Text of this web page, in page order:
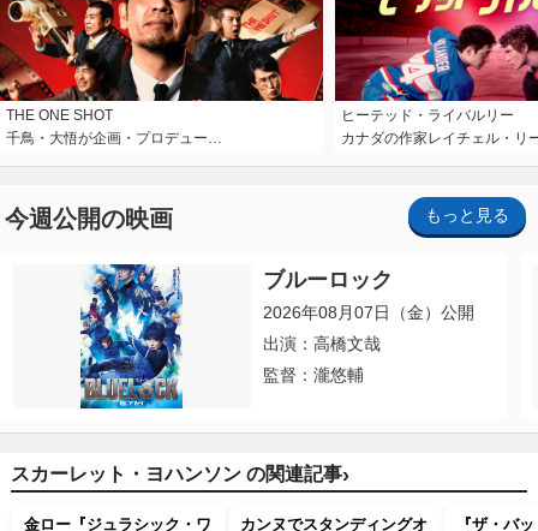
THE ONE SHOT
千鳥・大悟が企画・プロデュー…
ヒーテッド・ライバルリー
カナダの作家レイチェル・リ
今週公開の映画 もっと見る
ブルーロック
2026年08月07日（金）公開
出演：高橋文哉
監督：瀧悠輔
スカーレット・ヨハンソン の関連記事›
金ロー『ジュラシック・ワ
カンヌでスタンディングオ
『ザ・バ